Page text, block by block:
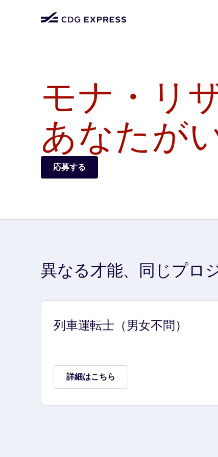
モナ・リ
あなたが
応募する
異なる才能、同じプロ
列車運転士（男女不問）
詳細はこちら